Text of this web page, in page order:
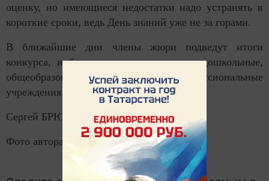
оценку, но имеющиеся недостатки надо устранять в
короткие сроки, ведь День знаний уже не за горами.
В ближайшие дни члены жюри подведут итоги
конкурса, и будут определены лучшие дошкольные,
общеобразовательные и средние профессиональные
учреждения.
Сергей БРЮХАЧЁВ
Фото автора